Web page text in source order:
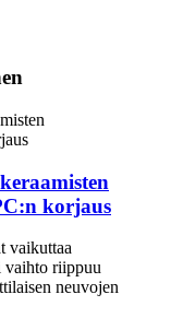
korjaus
vaikuttaa
vaihto riippuu
neuvojen